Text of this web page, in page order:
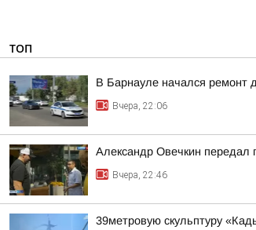
ТОП
В Барнауле начался ремонт
Вчера, 22:06
Александр Овечкин передал
Вчера, 22:46
39метровую скульптуру